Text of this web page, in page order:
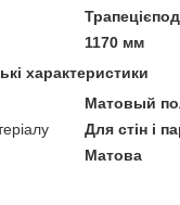
1170 мм
характеристики
Матовый
Для стін і
Матова